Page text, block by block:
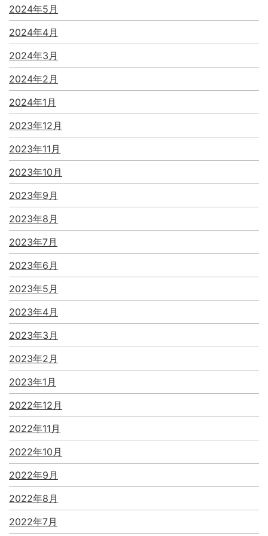
2024年5月
2024年4月
2024年3月
2024年2月
2024年1月
2023年12月
2023年11月
2023年10月
2023年9月
2023年8月
2023年7月
2023年6月
2023年5月
2023年4月
2023年3月
2023年2月
2023年1月
2022年12月
2022年11月
2022年10月
2022年9月
2022年8月
2022年7月